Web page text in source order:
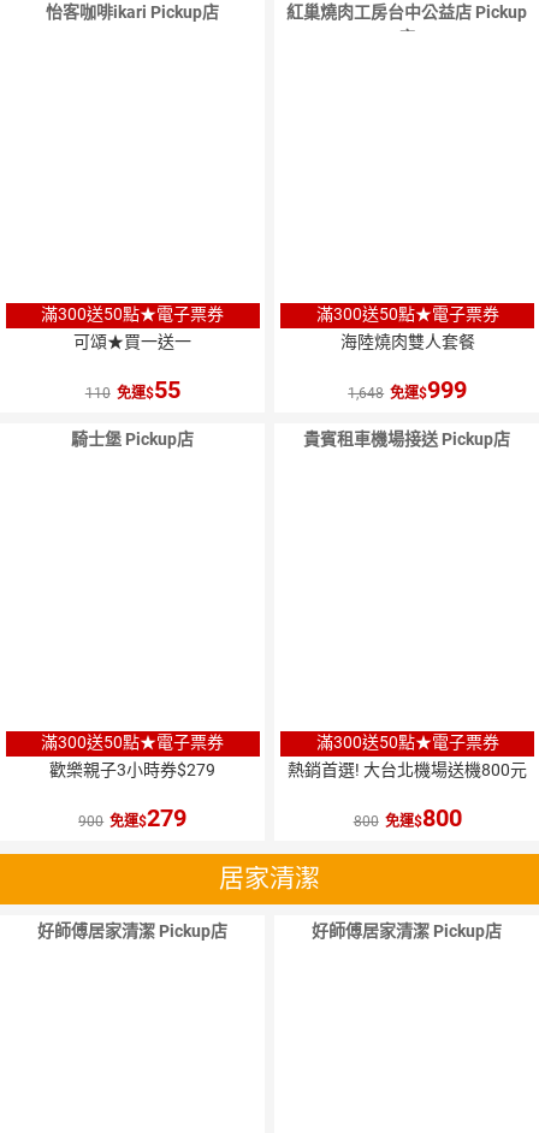
怡客咖啡ikari Pickup店
滿300送50點★電子票券
可頌★買一送一
110 免運 55
紅巢燒肉工房台中公益店 Pickup
店
滿300送50點★電子票券
海陸燒肉雙人套餐
1,648 免運 999
騎士堡 Pickup店
滿300送50點★電子票券
歡樂親子3小時券$279
900 免運 279
貴賓租車機場接送 Pickup店
滿300送50點★電子票券
熱銷首選! 大台北機場送機800元
800 免運 800
居家清潔
好師傅居家清潔 Pickup店 好師傅居家清潔 Pickup店